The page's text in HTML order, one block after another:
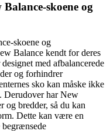
skoene og
skoene og
Balance kendt for deres
med afbalancerede
og forhindrer
sko kan måske ikke
Derudover har New
og bredder, så du kan
Dette kan være en